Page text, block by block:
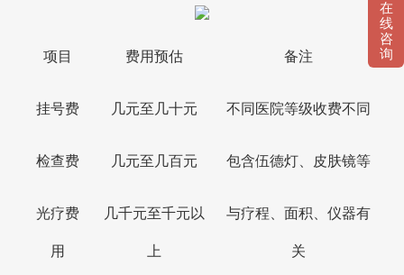
项目 费用预估 备注
挂号费 几元至几十元 不同医院等级收费不同
检查费 几元至几百元 包含伍德灯、皮肤镜等
光疗费
用
几千元至千元以
上
与疗程、面积、仪器有
关
在
线
咨
询